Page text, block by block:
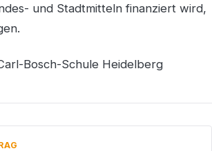
und Stadtmitteln finanziert wird,
Bosch-Schule Heidelberg